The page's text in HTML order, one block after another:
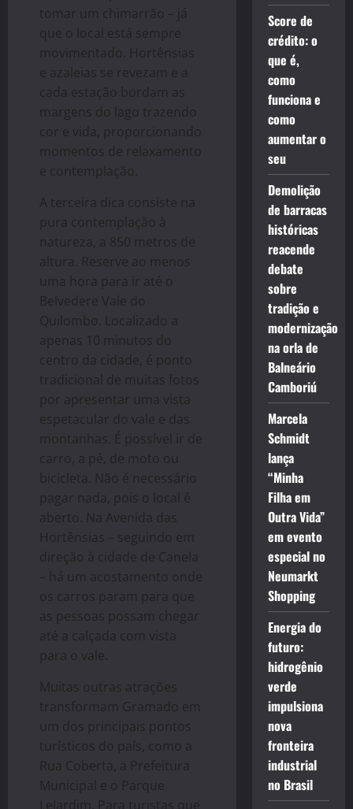
tomar um chimarrão – já
que o local está sempre
movimentado. Hortênsias
e azaleias se revezam e a
cada estação bordam as
margens do lago trazendo
cor e vida, proporcionando
momentos de relaxamento
e contemplação.
A terceira dica consiste na
pura contemplação à
natureza, a 850 metros de
altura. Reserve ao menos
uma hora para ir até o
Belvedere Vale do
Quilombo. Localizado a
apenas 10 minutos do
centro da cidade, é ponto
tradicional de muitas fotos
por apresentar uma vista
espetacular do vale e das
montanhas. É possível ir de
carro, a pé, de moto ou
bicicleta. Não é necessário
pagar nada, pois o local é
aberto. Na Avenida das
Hortênsias – seguindo em
direção à cidade de Canela
– há um acostamento onde
os carros param para que
as pessoas possam chegar
até a calçada com vista
para o vale.
Muitas outras atrações
transformam Gramado em
um dos principais pontos
turísticos do país, como a
Rua Coberta, a Prefeitura
Municipal e o Parque
LeJardim. Para turistas que
Score de
crédito: o
que é,
como
funciona e
como
aumentar o
seu
Demolição
de barracas
históricas
reacende
debate
sobre
tradição e
modernização
na orla de
Balneário
Camboriú
Marcela
Schmidt
lança
“Minha
Filha em
Outra Vida”
em evento
especial no
Neumarkt
Shopping
Energia do
futuro:
hidrogênio
verde
impulsiona
nova
fronteira
industrial
no Brasil